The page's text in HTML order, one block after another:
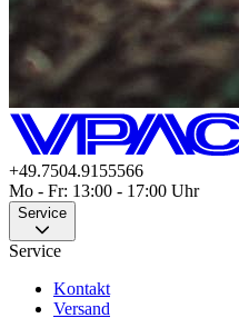
+49.7504.9155566
Mo - Fr: 13:00 - 17:00 Uhr
Service
Service
Kontakt
Versand